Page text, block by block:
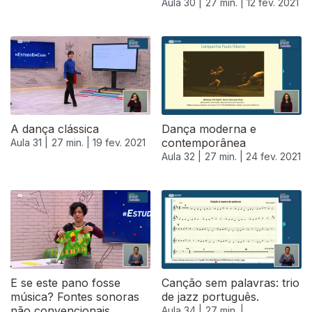
Aula 30 | 27 min. | 12 fev. 2021
A dança clássica
Aula 31 | 27 min. | 19 fev. 2021
Dança moderna e
contemporânea
Aula 32 | 27 min. | 24 fev. 2021
E se este pano fosse
música? Fontes sonoras
Canção sem palavras: trio
de jazz português.